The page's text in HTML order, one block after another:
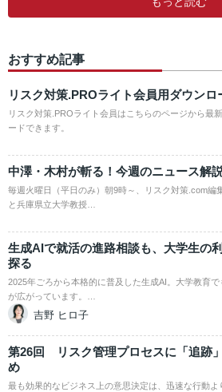
おすすめ記事
リスク対策.PROライト会員用ダウンロ
リスク対策.PROライト会員はこちらのページから最
ードできます。
中澤・木村が斬る！今週のニュース解
毎週火曜日（平日のみ）朝9時～、リスク対策.com
と兵庫県立大学教授…
生成AIで就活の進路相談も、大学生の
探る
2025年ごろから本格的に普及した生成AI。大学教育で
が広がっています。…
吉野 ヒロ子
第26回 リスク管理プロセスに「追跡
め
最も効果的なビジネス上の意思決定は、迅速な行動よ